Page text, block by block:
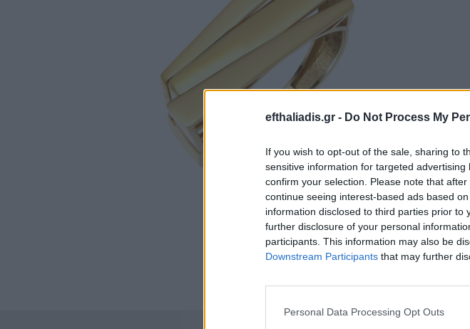
efthaliadis.gr - Do Not Process My
If you wish to opt-out of the sale, sharing to
sensitive information for targeted
confirm your selection. Please note that
continue seeing interest-based ads based
information disclosed to third parties prior
further disclosure of your personal
participants. This information may also be
Downstream Participants that may further
Personal Data Processing Opt Outs